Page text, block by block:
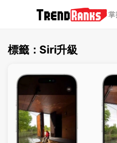
掌
TrendRanks -
標籤：Siri升級